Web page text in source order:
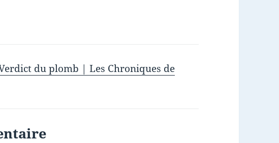
du plomb | Les Chroniques de